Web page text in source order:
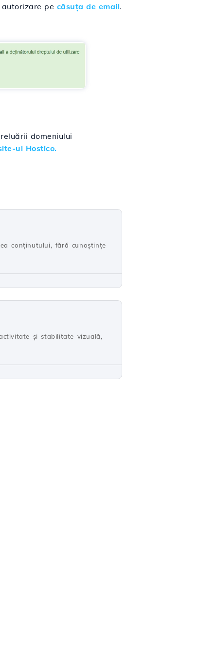
pe căsuța de email.
domeniului
ul Hostico.
conținutului, fără cunoștințe
și stabilitate vizuală,